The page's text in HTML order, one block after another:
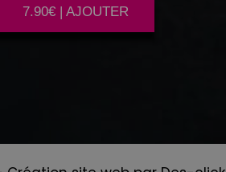
7.90€ | AJOUTER